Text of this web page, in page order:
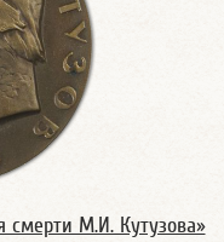
смерти М.И. Кутузова»